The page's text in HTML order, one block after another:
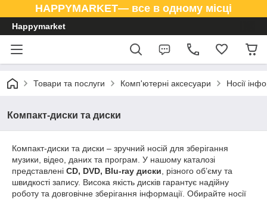
HAPPYMARKET— все в одному місці
Happymarket
Товари та послуги Комп'ютерні аксесуари Носії
Компакт-диски та диски
Компакт-диски та диски – зручний носій для зберігання
музики, відео, даних та програм. У нашому каталозі
представлені CD, DVD, Blu-ray диски , різного об’єму та
швидкості запису. Висока якість дисків гарантує надійну
роботу та довговічне зберігання інформації. Обирайте носії